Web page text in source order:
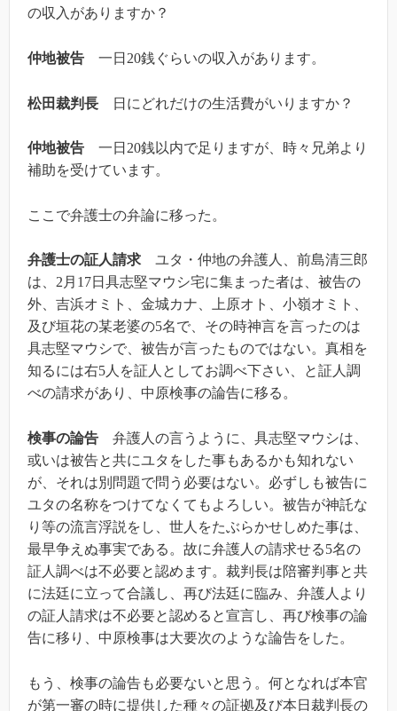
の収入がありますか？
仲地被告 一日20銭ぐらいの収入があります。
松田裁判長 日にどれだけの生活費がいりますか？
仲地被告 一日20銭以内で足りますが、時々兄弟より
補助を受けています。
ここで弁護士の弁論に移った。
弁護士の証人請求 ユタ・仲地の弁護人、前島清三郎
は、2月17日具志堅マウシ宅に集まった者は、被告の
外、吉浜オミト、金城カナ、上原オト、小嶺オミト、
及び垣花の某老婆の5名で、その時神言を言ったのは
具志堅マウシで、被告が言ったものではない。真相を
知るには右5人を証人としてお調べ下さい、と証人調
べの請求があり、中原検事の論告に移る。
検事の論告 弁護人の言うように、具志堅マウシは、
或いは被告と共にユタをした事もあるかも知れない
が、それは別問題で問う必要はない。必ずしも被告に
ユタの名称をつけてなくてもよろしい。被告が神託な
り等の流言浮説をし、世人をたぶらかせしめた事は、
最早争えぬ事実である。故に弁護人の請求せる5名の
証人調べは不必要と認めます。裁判長は陪審判事と共
に法廷に立って合議し、再び法廷に臨み、弁護人より
の証人請求は不必要と認めると宣言し、再び検事の論
告に移り、中原検事は大要次のような論告をした。
もう、検事の論告も必要ないと思う。何となれば本官
が第一審の時に提供した種々の証拠及び本日裁判長の